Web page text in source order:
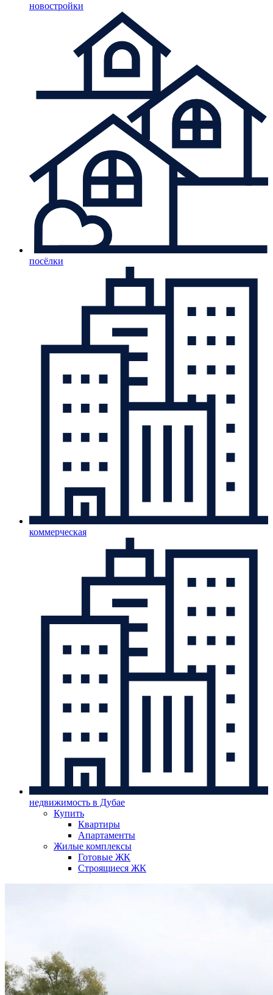
новостройки
посёлки
коммерческая
недвижимость в Дубае
Купить
Квартиры
Апартаменты
Жилые комплексы
Готовые ЖК
Строящиеся ЖК